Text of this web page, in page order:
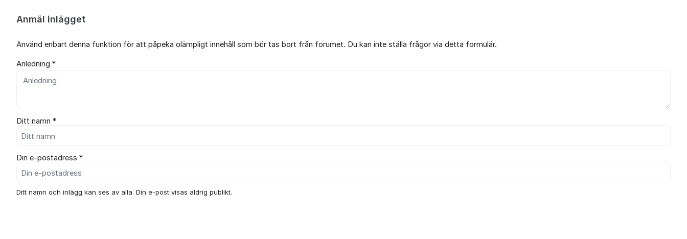
Anmäl inlägget
Använd enbart denna funktion för att påpeka olämpligt innehåll som bör tas bort från forumet. Du kan inte ställa frågor via detta formulär.
Anledning *
Ditt namn *
Din e-postadress *
Ditt namn och inlägg kan ses av alla. Din e-post visas aldrig publikt.